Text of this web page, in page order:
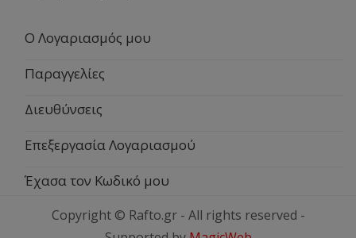
Ο Λογαριασμός μου
Παραγγελίες
Διευθύνσεις
Επεξεργασία Λογαριασμού
Έχασα τον Κωδικό μου
Copyright © Rafto.gr - All rights reserved -